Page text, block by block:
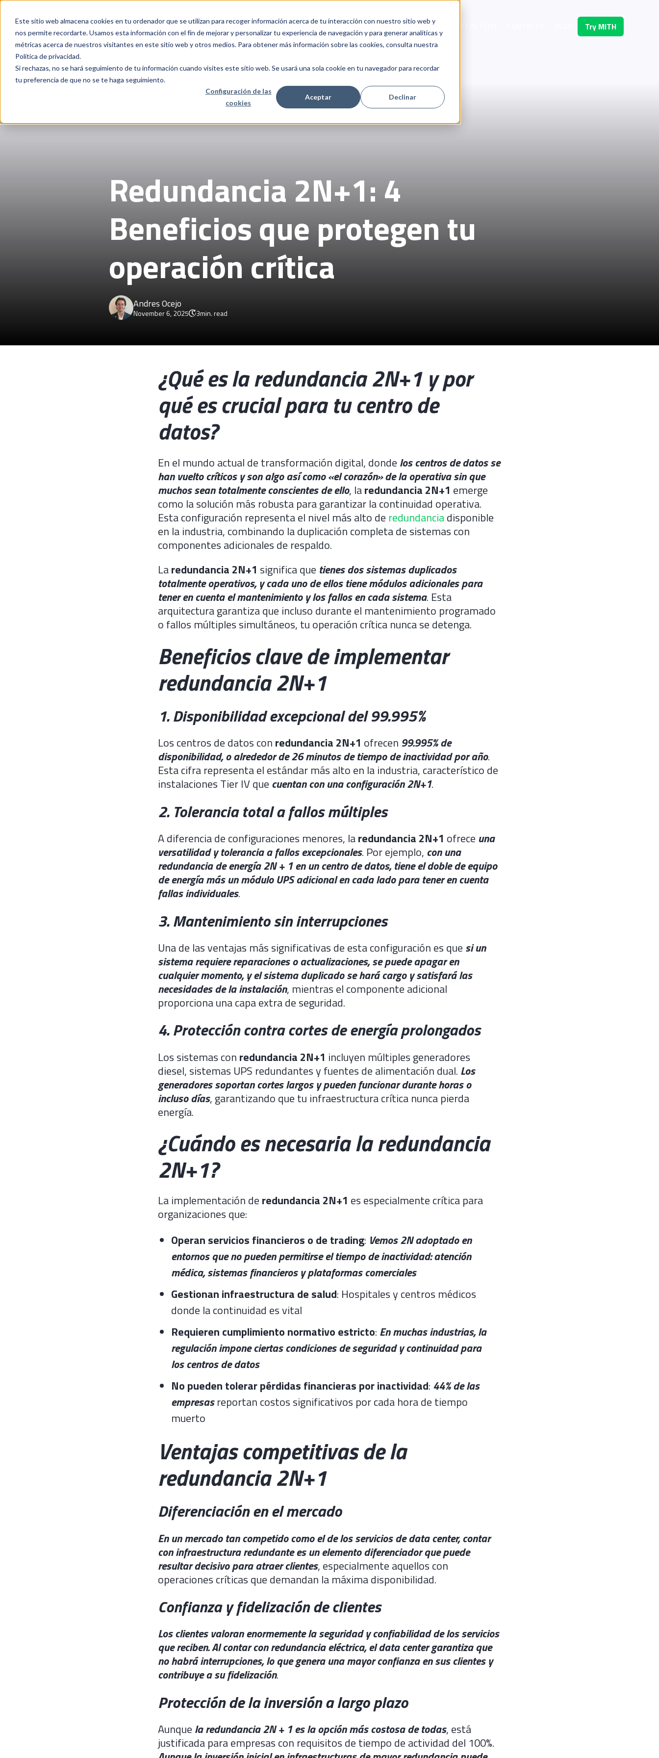
Este sitio web almacena cookies en tu ordenador que se utilizan para recoger información acerca de tu interacción con nuestro sitio web y
nos permite recordarte. Usamos esta información con el fin de mejorar y personalizar tu experiencia de navegación y para generar analíticas y
métricas acerca de nuestros visitantes en este sitio web y otros medios. Para obtener más información sobre las cookies, consulta nuestra
Política de privacidad.
Si rechazas, no se hará seguimiento de tu información cuando visites este sitio web. Se usará una sola cookie en tu navegador para recordar
tu preferencia de que no se te haga seguimiento.
Configuración de las
cookies
Aceptar Declinar
INICIO SERVICIOS Show submenu for Servicios
CALCULADORA SPEI NOSOTROS Try MITH
Redundancia 2N+1: 4
Beneficios que protegen tu
operación crítica
Andres Ocejo
November 6, 2025 3min. read
¿Qué es la redundancia 2N+1 y por
qué es crucial para tu centro de
datos?
En el mundo actual de transformación digital, donde los centros de datos se
han vuelto críticos y son algo así como «el corazón» de la operativa sin que
muchos sean totalmente conscientes de ello, laredundancia 2N+1 emerge
como la solución más robusta para garantizar la continuidad operativa.
Esta configuración representa el nivel más alto de redundanciadisponible
en la industria, combinando la duplicación completa de sistemas con
componentes adicionales de respaldo.
Laredundancia 2N+1 significa que tienes dos sistemas duplicados
totalmente operativos, y cada uno de ellos tiene módulos adicionales para
tener en cuenta el mantenimiento y los fallos en cada sistema. Esta
arquitectura garantiza que incluso durante el mantenimiento programado
o fallos múltiples simultáneos, tu operación crítica nunca se detenga.
Beneficios clave de implementar
redundancia 2N+1
1. Disponibilidad excepcional del 99.995%
Los centros de datos con redundancia 2N+1 ofrecen 99.995% de
disponibilidad, o alrededor de 26 minutos de tiempo de inactividad por año.
Esta cifra representa el estándar más alto en la industria, característico de
instalaciones Tier IV que cuentan con una configuración 2N+1.
2. Tolerancia total a fallos múltiples
A diferencia de configuraciones menores, laredundancia 2N+1 ofrece una
versatilidad y tolerancia a fallos excepcionales. Por ejemplo, con una
redundancia de energía 2N + 1 en un centro de datos, tiene el doble de equipo
de energía más un módulo UPS adicional en cada lado para tener en cuenta
fallas individuales.
3. Mantenimiento sin interrupciones
Una de las ventajas más significativas de esta configuración es que si un
sistema requiere reparaciones o actualizaciones, se puede apagar en
cualquier momento, y el sistema duplicado se hará cargo y satisfará las
necesidades de la instalación, mientras el componente adicional
proporciona una capa extra de seguridad.
4. Protección contra cortes de energía prolongados
Los sistemas con redundancia 2N+1 incluyen múltiples generadores
diesel, sistemas UPS redundantes y fuentes de alimentación dual. Los
generadores soportan cortes largos y pueden funcionar durante horas o
incluso días, garantizando que tu infraestructura crítica nunca pierda
energía.
¿Cuándo es necesaria la redundancia
2N+1?
La implementación de redundancia 2N+1 es especialmente crítica para
organizaciones que:
Operan servicios financieros o de trading: Vemos 2N adoptado en
entornos que no pueden permitirse el tiempo de inactividad: atención
médica, sistemas financieros y plataformas comerciales
Gestionan infraestructura de salud: Hospitales y centros médicos
donde la continuidad es vital
Requieren cumplimiento normativo estricto: En muchas industrias, la
regulación impone ciertas condiciones de seguridad y continuidad para
los centros de datos
No pueden tolerar pérdidas financieras por inactividad: 44% de las
empresasreportan costos significativos por cada hora de tiempo
muerto
Ventajas competitivas de la
redundancia 2N+1
Diferenciación en el mercado
En un mercado tan competido como el de los servicios de data center, contar
con infraestructura redundante es un elemento diferenciador que puede
resultar decisivo para atraer clientes, especialmente aquellos con
operaciones críticas que demandan la máxima disponibilidad.
Confianza y fidelización de clientes
Los clientes valoran enormemente la seguridad y confiabilidad de los servicios
que reciben. Al contar con redundancia eléctrica, el data center garantiza que
no habrá interrupciones, lo que genera una mayor confianza en sus clientes y
contribuye a su fidelización.
Protección de la inversión a largo plazo
Aunque la redundancia 2N + 1 es la opción más costosa de todas, está
justificada para empresas con requisitos de tiempo de actividad del 100%.